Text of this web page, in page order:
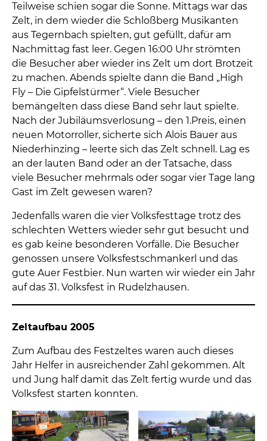
Teilweise schien sogar die Sonne. Mittags war das
Zelt, in dem wieder die Schloßberg Musikanten
aus Tegernbach spielten, gut gefüllt, dafür am
Nachmittag fast leer. Gegen 16:00 Uhr strömten
die Besucher aber wieder ins Zelt um dort Brotzeit
zu machen. Abends spielte dann die Band „High
Fly – Die Gipfelstürmer“. Viele Besucher
bemängelten dass diese Band sehr laut spielte.
Nach der Jubiläumsverlosung – den 1.Preis, einen
neuen Motorroller, sicherte sich Alois Bauer aus
Niederhinzing – leerte sich das Zelt schnell. Lag es
an der lauten Band oder an der Tatsache, dass
viele Besucher mehrmals oder sogar vier Tage lang
Gast im Zelt gewesen waren?
Jedenfalls waren die vier Volksfesttage trotz des
schlechten Wetters wieder sehr gut besucht und
es gab keine besonderen Vorfälle. Die Besucher
genossen unsere Volksfestschmankerl und das
gute Auer Festbier. Nun warten wir wieder ein Jahr
auf das 31. Volksfest in Rudelzhausen.
Zeltaufbau 2005
Zum Aufbau des Festzeltes waren auch dieses
Jahr Helfer in ausreichender Zahl gekommen. Alt
und Jung half damit das Zelt fertig wurde und das
Volksfest starten konnten.